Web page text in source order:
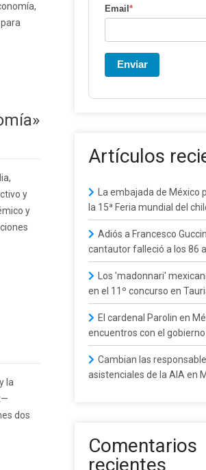
y
y
la
dos
Email *
Enviar
Artículos
La embajada de México
la 15ª Feria mundial del
Adiós a Francesco
cantautor falleció a los 86
Los 'madonnari'
en el 11º concurso en
El cardenal Parolin en
encuentros con el gobierno
Cambian las
asistenciales de la AIA en
Comentarios
recientes